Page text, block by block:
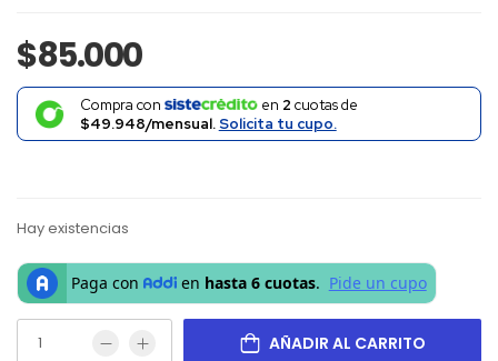
$85.000
Compra con en 2 cuotas de
$49.948/mensual.Solicita tu cupo.
Hay existencias
AÑADIR AL CARRITO